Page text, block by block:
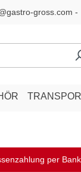
gross.com -
per